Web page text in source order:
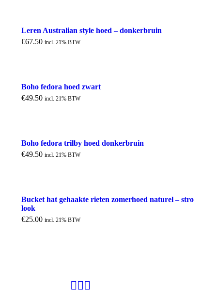
Leren Australian style hoed – donkerbruin
€67.50 incl. 21% BTW
Boho fedora hoed zwart
€49.50 incl. 21% BTW
Boho fedora trilby hoed donkerbruin
€49.50 incl. 21% BTW
Bucket hat gehaakte rieten zomerhoed naturel – stro
look
€25.00 incl. 21% BTW